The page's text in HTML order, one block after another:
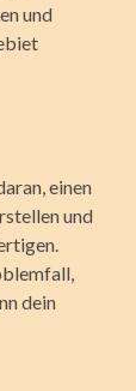
und
einen
und
dein